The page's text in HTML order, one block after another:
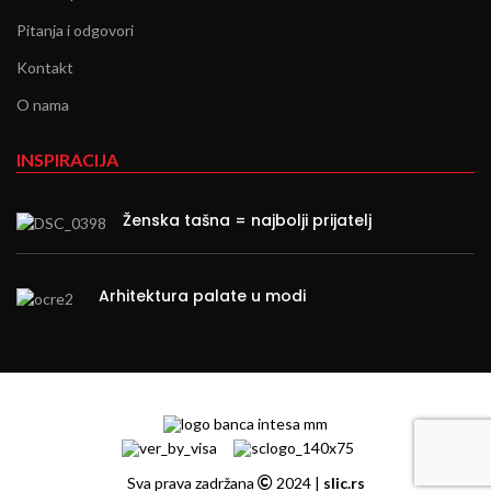
Pitanja i odgovori
Kontakt
O nama
INSPIRACIJA
Ženska tašna = najbolji prijatelj
Arhitektura palate u modi
Sva prava zadržana 2024 | slic.rs